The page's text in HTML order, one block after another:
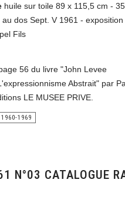
huile sur toile 89 x 115,5 cm -
dos Sept. V 1961 - exposition
Fils
56 du livre "John Levee
Abstrait" par
LE MUSEE PRIVE.
1969
N°03 CATALOGUE